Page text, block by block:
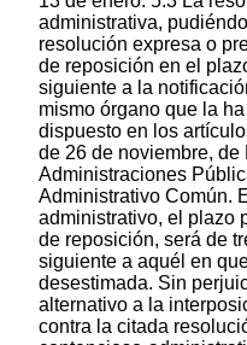
administrativa,
resolución expresa o
de reposición en el
siguiente a la
mismo órgano que la
dispuesto en los
de 26 de noviembre,
Administraciones
Administrativo Común.
administrativo, el plazo
de reposición, será de
siguiente a aquél en
desestimada. Sin
alternativo a la
contra la citada